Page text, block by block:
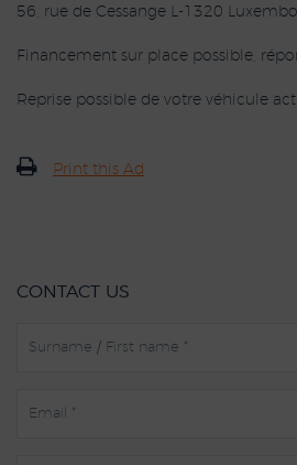
56, rue de Cessange L-1320
Financement sur place possible,
Reprise possible de votre véhicule
Print this Ad
CONTACT US